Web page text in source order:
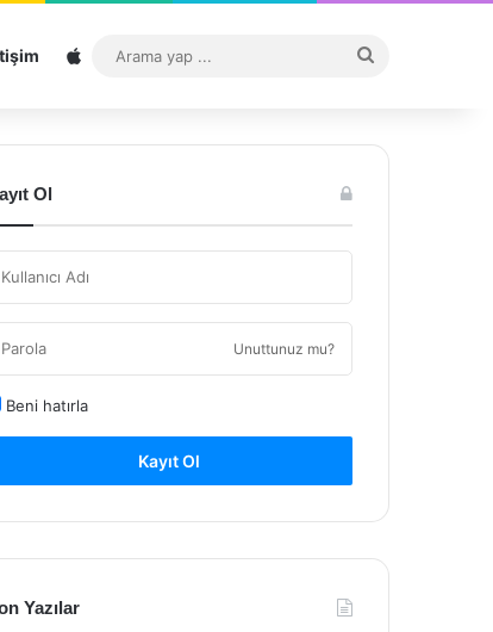
Sitemap
...
Ol
Unuttunuz mu?
Beni hatırla
Kayıt Ol
Yazılar